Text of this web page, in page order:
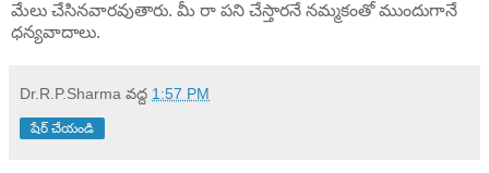
మేలు చేసినవారవుతారు. మీ రా పని చేస్తారనే నమ్మకంతో ముందుగానే
ధన్యవాదాలు.
Dr.R.P.Sharma వద్ద 1:57 PM
షేర్ చేయండి